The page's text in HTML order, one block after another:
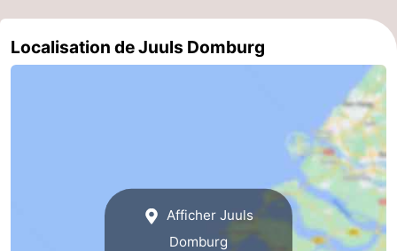
manger
Pratiques
Localisation de Juuls Domburg
Afficher Juuls
Domburg